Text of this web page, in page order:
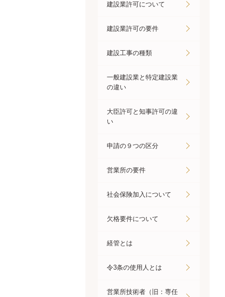
建設業許可について
建設業許可の要件
建設工事の種類
一般建設業と特定建設業
の違い
大臣許可と知事許可の違
い
申請の９つの区分
営業所の要件
社会保険加入について
欠格要件について
経管とは
令3条の使用人とは
営業所技術者（旧：専任